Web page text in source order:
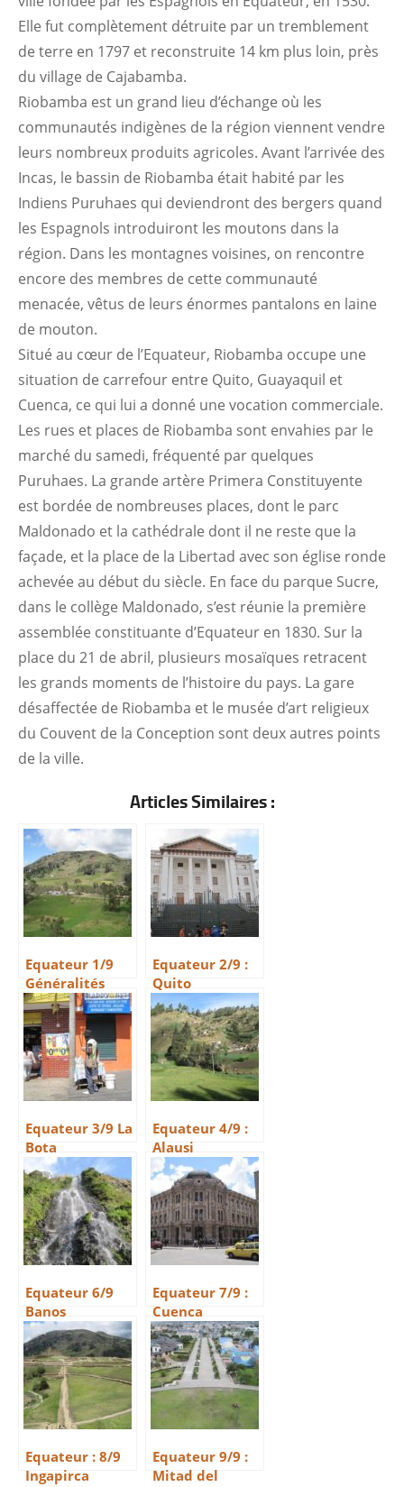
Elle fut complètement détruite par un tremblement
de terre en 1797 et reconstruite 14 km plus loin, près
du village de Cajabamba.
Riobamba est un grand lieu d’échange où les
communautés indigènes de la région viennent vendre
leurs nombreux produits agricoles. Avant l’arrivée des
Incas, le bassin de Riobamba était habité par les
Indiens Puruhaes qui deviendront des bergers quand
les Espagnols introduiront les moutons dans la
région. Dans les montagnes voisines, on rencontre
encore des membres de cette communauté
menacée, vêtus de leurs énormes pantalons en laine
de mouton.
Situé au cœur de l’Equateur, Riobamba occupe une
situation de carrefour entre Quito, Guayaquil et
Cuenca, ce qui lui a donné une vocation commerciale.
Les rues et places de Riobamba sont envahies par le
marché du samedi, fréquenté par quelques
Puruhaes. La grande artère Primera Constituyente
est bordée de nombreuses places, dont le parc
Maldonado et la cathédrale dont il ne reste que la
façade, et la place de la Libertad avec son église ronde
achevée au début du siècle. En face du parque Sucre,
dans le collège Maldonado, s’est réunie la première
assemblée constituante d’Equateur en 1830. Sur la
place du 21 de abril, plusieurs mosaïques retracent
les grands moments de l’histoire du pays. La gare
désaffectée de Riobamba et le musée d’art religieux
du Couvent de la Conception sont deux autres points
de la ville.
Articles Similaires :
Equateur 1/9
Généralités
Equateur 2/9 :
Quito
Equateur 3/9 La
Bota
Equateur 4/9 :
Alausi
Equateur 6/9
Banos
Equateur 7/9 :
Cuenca
Equateur : 8/9
Ingapirca
Equateur 9/9 :
Mitad del